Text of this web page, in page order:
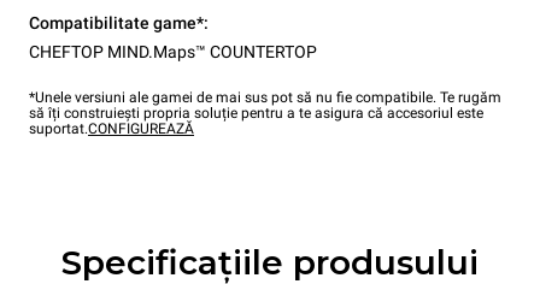
Compatibilitate game*:
CHEFTOP MIND.Maps™ COUNTERTOP
*Unele versiuni ale gamei de mai sus pot să nu fie compatibile. Te rugăm
să îți construiești propria soluție pentru a te asigura că accesoriul este
suportat.CONFIGUREAZĂ
Specificațiile produsului